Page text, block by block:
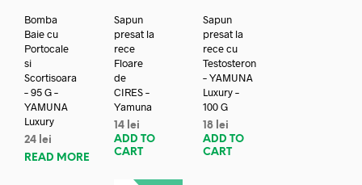
Bomba
Baie cu
Portocale
si
Scortisoara
– 95 G –
YAMUNA
Luxury
24 lei
READ MORE
Sapun
presat la
rece
Floare
de
CIRES –
Yamuna
14 lei
ADD TO
CART
Sapun
presat la
rece cu
Testosteron
– YAMUNA
Luxury –
100 G
18 lei
ADD TO
CART